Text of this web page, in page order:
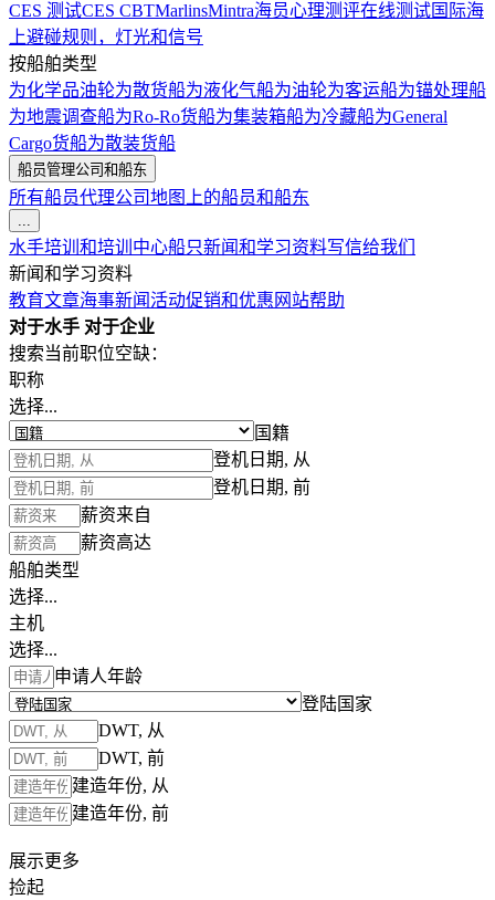
CES 测试CES CBTMarlinsMintra海员心理测评在线测试国际海
上避碰规则，灯光和信号
按船舶类型
为化学品油轮为散货船为液化气船为油轮为客运船为锚处理船
为地震调查船为Ro-Ro货船为集装箱船为冷藏船为General
Cargo货船为散装货船
船员管理公司和船东
所有船员代理公司地图上的船员和船东
...
水手培训和培训中心船只新闻和学习资料写信给我们
新闻和学习资料
教育文章海事新闻活动促销和优惠 网站帮助
对于水手 对于企业
搜索当前职位空缺：
职称
选择...
国籍
登机日期, 从
登机日期, 前
薪资来自
薪资高达
船舶类型
选择...
主机
选择...
申请人年龄
登陆国家
DWT, 从
DWT, 前
建造年份, 从
建造年份, 前
展示更多
捡起